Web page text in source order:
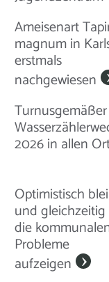
Ameisenart
magnum in
erstmals
nachgewiesen
Turnusgemäßer
2026 in allen
Optimistisch
und
die
Probleme
aufzeigen